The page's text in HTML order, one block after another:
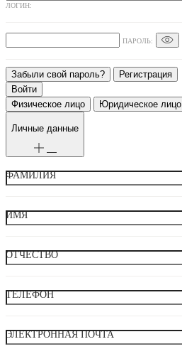
ЛОГИН:
ПАРОЛЬ:
Забыли свой пароль? Регистрация
Физическое лицо Юридическое лицо
Личные данные
ФАМИЛИЯ
ИМЯ
ОТЧЕСТВО
ТЕЛЕФОН
ЭЛЕКТРОННАЯ ПОЧТА